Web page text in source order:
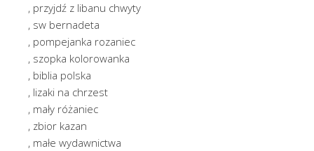
, przyjdź z libanu chwyty
, sw bernadeta
, pompejanka rozaniec
, szopka kolorowanka
, biblia polska
, lizaki na chrzest
, mały różaniec
, zbior kazan
, małe wydawnictwa